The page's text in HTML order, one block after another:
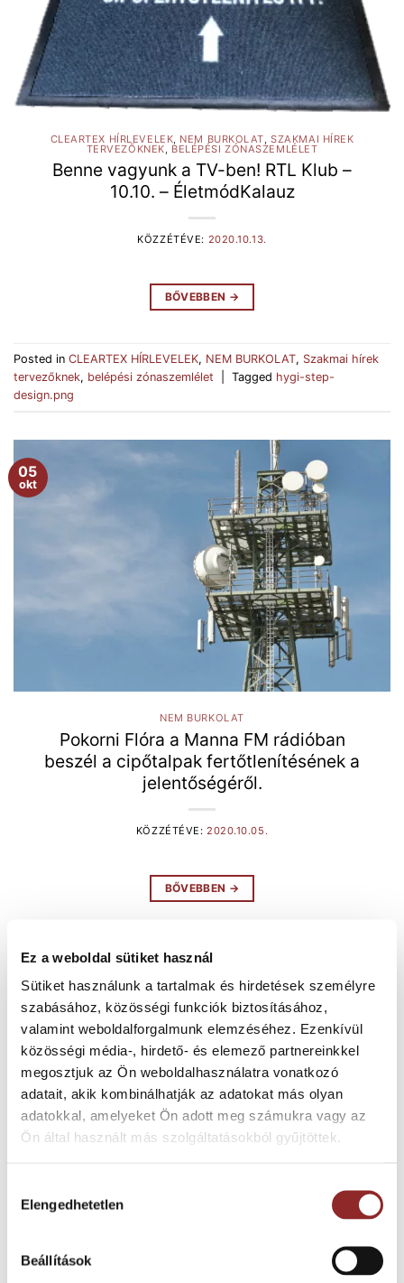
Ez a weboldal sütiket használ
Sütiket használunk a tartalmak és hirdetések személyre
szabásához, közösségi funkciók biztosításához,
valamint weboldalforgalmunk elemzéséhez. Ezenkívül
közösségi média-, hirdető- és elemező partnereinkkel
megosztjuk az Ön weboldalhasználatra vonatkozó
adatait, akik kombinálhatják az adatokat más olyan
adatokkal, amelyeket Ön adott meg számukra vagy az
Ön által használt más szolgáltatásokból gyűjtöttek.
kiválasztása
Elengedhetetlen
Beállítások
CLEARTEX HÍRLEVELEK NEM BURKOLAT ,SZAKMAI HÍREK
TERVEZŐKNEK BELÉPÉSI ZÓNASZEMLÉLET
Benne vagyunk a TV-ben! RTL Klub –
10.10. – ÉletmódKalauz
KÖZZÉTÉVE: 2020.10.13.
BŐVEBBEN →
Posted in CLEARTEX HÍRLEVELEK, NEM BURKOLAT, Szakmai hírek
tervezőknek, belépési zónaszemlélet Tagged hygi-step-
design.png
05
okt
NEM BURKOLAT
Pokorni Flóra a Manna FM rádióban
beszél a cipőtalpak fertőtlenítésének a
jelentőségéről.
KÖZZÉTÉVE: 2020.10.05.
BŐVEBBEN →
Posted in NEM BURKOLAT | Tagged
31
máj